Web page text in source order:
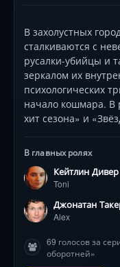
В захолустных
сталкиваются с
русалки-убийцы и
зеркалом их
психологических
начало кошмара.
хит сезона» и
В главных ролях
Кейтлин Дивер
Toni
Джонатан
Alex
69 голосов за
оборотней»